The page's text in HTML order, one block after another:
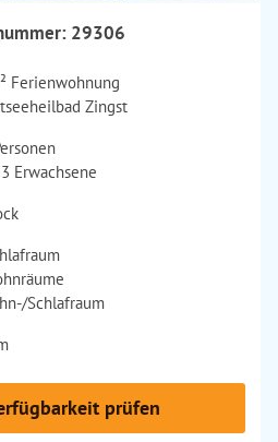
29306
Ferienwohnung
Zingst
Erwachsene
Schlafraum
prüfen